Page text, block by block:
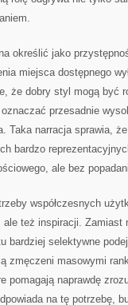
określić jako
miejsca dostępnego
że dobry styl mogą być
przesadnie
Taka narracja sprawia,
bardzo
ale bez
współczesnych
też inspiracji. Zamiast
bardziej selektywne
zmęczeni masowymi
pomagają naprawdę
na tę potrzebę,